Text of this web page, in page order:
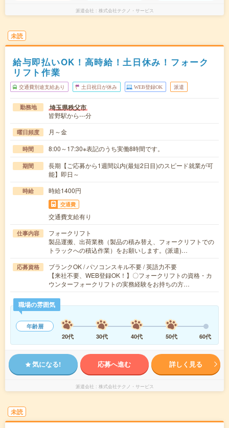
派遣会社 株式会社テクノ・サービス
未読
給与即払いOK！高時給！土日休み！フォーク
リフト作業
交通費別途支給あり 土日祝日が休み WEB登録OK 派遣
勤務地 埼玉県秩父市
皆野駅から---分
曜日頻度 月～金
時間 8:00～17:30※表記のうち実働8時間です。
期間
長期【ご応募から1週間以内(最短2日目)のスピード就業が可
能】即日～
時給 時給1400円
交通費
交通費支給有り
仕事内容
フォークリフト
製品運搬、出荷業務（製品の積み替え、フォークリフトでの
トラックへの積込作業）をお願いします。(派遣)…
応募資格
ブランクOK / パソコンスキル不要 / 英語力不要
【来社不要、WEB登録OK！】〇フォークリフトの資格・カ
ウンターフォークリフトの実務経験をお持ちの方…
職場の雰囲気
年齢層
20代
30代 40代 50代 60代
気になる! 応募へ進む 詳しく見る
派遣会社 株式会社テクノ・サービス
未読